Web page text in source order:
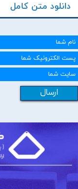
دانلود متن کامل
ارسال